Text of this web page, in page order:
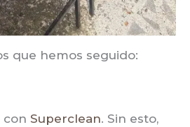
que hemos seguido:
con Superclean. Sin esto,